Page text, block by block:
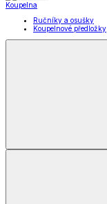
Koupelna
Ručníky a osušky
Koupelnové předložky